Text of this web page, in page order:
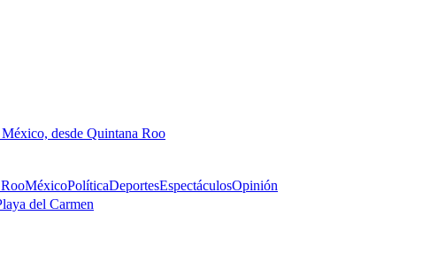
desde Quintana Roo
MéxicoPolíticaDeportesEspectáculosOpinión
del Carmen